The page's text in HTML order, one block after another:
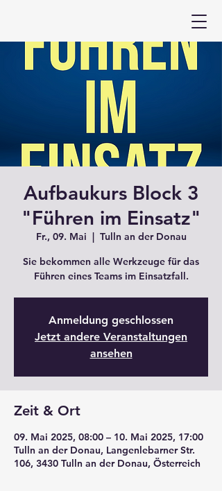
Aufbaukurs Block 3
"Führen im Einsatz"
Fr., 09. Mai
  |
Tulln an der Donau
Sie bekommen alle Werkzeuge für das
Führen eines Teams im Einsatzfall.
Anmeldung geschlossen
Jetzt andere Veranstaltungen
ansehen
Zeit & Ort
09. Mai 2025, 08:00 – 10. Mai 2025, 17:00
Tulln an der Donau, Langenlebarner Str.
106, 3430 Tulln an der Donau, Österreich